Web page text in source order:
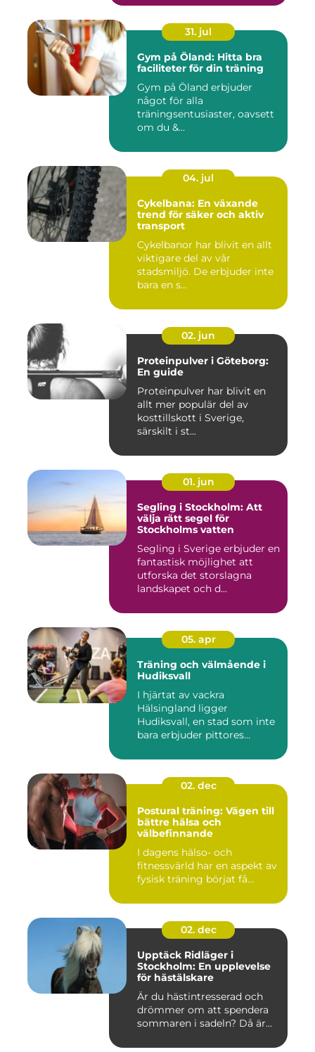
31. jul
Gym på Öland: Hitta bra
faciliteter för din träning
Gym på Öland erbjuder
något för alla
träningsentusiaster, oavsett
om du &...
04. jul
Cykelbana: En växande
trend för säker och aktiv
transport
Cykelbanor har blivit en allt
viktigare del av vår
stadsmiljö. De erbjuder inte
bara en s...
02. jun
Proteinpulver i Göteborg:
En guide
Proteinpulver har blivit en
allt mer populär del av
kosttillskott i Sverige,
särskilt i st...
01. jun
Segling i Stockholm: Att
välja rätt segel för
Stockholms vatten
Segling i Sverige erbjuder en
fantastisk möjlighet att
utforska det storslagna
landskapet och d...
05. apr
Träning och välmående i
Hudiksvall
I hjärtat av vackra
Hälsingland ligger
Hudiksvall, en stad som inte
bara erbjuder pittores...
02. dec
Postural träning: Vägen till
bättre hälsa och
välbefinnande
I dagens hälso- och
fitnessvärld har en aspekt av
fysisk träning börjat få...
02. dec
Upptäck Ridläger i
Stockholm: En upplevelse
för hästälskare
Är du hästintresserad och
drömmer om att spendera
sommaren i sadeln? Då är...